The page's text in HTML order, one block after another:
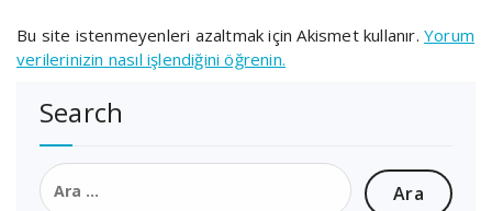
Bu site istenmeyenleri azaltmak için Akismet kullanır.Yorum
verilerinizin nasıl işlendiğini öğrenin.
Search
Arama: